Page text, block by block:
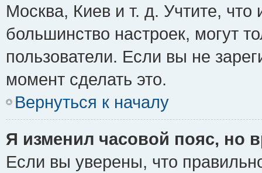
Москва, Киев и т. д. Учтите, что
большинство настроек, могут
пользователи. Если вы не
момент сделать это.
Вернуться к началу
Я изменил часовой пояс, но
Если вы уверены, что